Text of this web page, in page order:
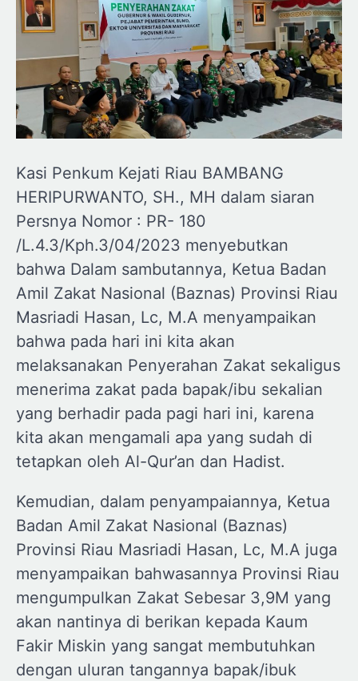
Kasi Penkum Kejati Riau BAMBANG
HERIPURWANTO, SH., MH dalam siaran
Persnya Nomor : PR- 180
/L.4.3/Kph.3/04/2023 menyebutkan
bahwa Dalam sambutannya, Ketua Badan
Amil Zakat Nasional (Baznas) Provinsi Riau
Masriadi Hasan, Lc, M.A menyampaikan
bahwa pada hari ini kita akan
melaksanakan Penyerahan Zakat sekaligus
menerima zakat pada bapak/ibu sekalian
yang berhadir pada pagi hari ini, karena
kita akan mengamali apa yang sudah di
tetapkan oleh Al-Qur’an dan Hadist.
Kemudian, dalam penyampaiannya, Ketua
Badan Amil Zakat Nasional (Baznas)
Provinsi Riau Masriadi Hasan, Lc, M.A juga
menyampaikan bahwasannya Provinsi Riau
mengumpulkan Zakat Sebesar 3,9M yang
akan nantinya di berikan kepada Kaum
Fakir Miskin yang sangat membutuhkan
dengan uluran tangannya bapak/ibuk